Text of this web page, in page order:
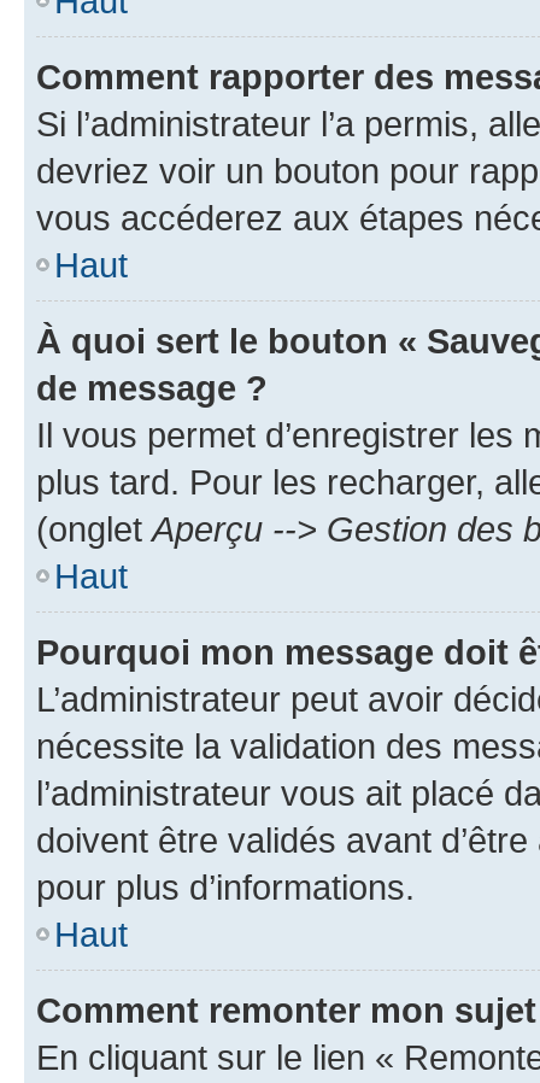
Comment rapporter des
Si l’administrateur l’a permis,
devriez voir un bouton pour
vous accéderez aux étapes
Haut
À quoi sert le bouton «
de message ?
Il vous permet d’enregistrer
plus tard. Pour les recharger,
(ongletAperçu --> Gestion des
Haut
Pourquoi mon message doit
L’administrateur peut avoir
nécessite la validation des
l’administrateur vous ait placé
doivent être validés avant
pour plus d’informations.
Haut
Comment remonter mon
En cliquant sur le lien «